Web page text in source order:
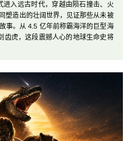
入远古时代，穿越由陨石撞击、火
塑造出的壮阔世界，见证那些从未被
事。从 4.5 亿年前称霸海洋的巨型海
齿虎，这段震撼人心的地球生命史将